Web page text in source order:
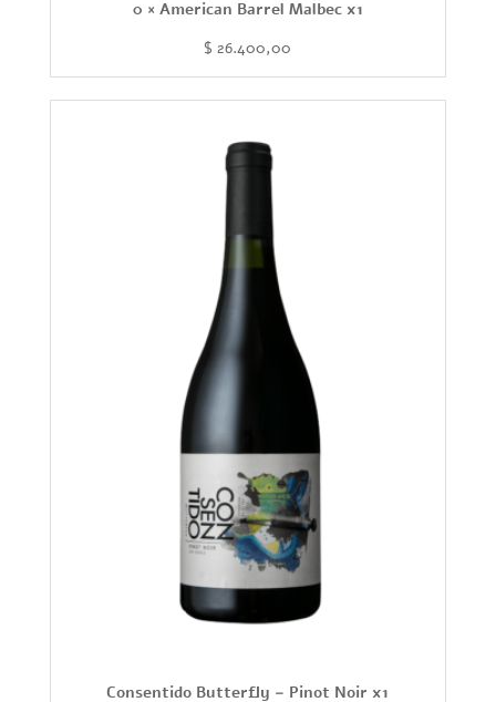
0 × American Barrel Malbec x1
$ 26.400,00
Consentido Butterfly – Pinot Noir x1